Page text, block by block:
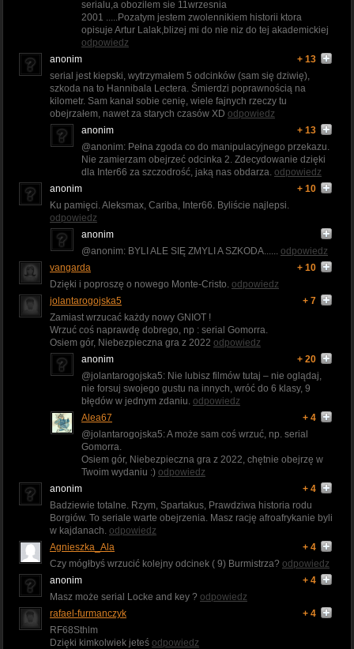
serialu,a obozilem sie 11wrzesnia
2001 .....Pozatym jestem zwolennikiem historii ktora
opisuje Artur Lalak,blizej mi do nie niz do tej akademickiej
odpowiedz
anonim
+ 13
serial jest kiepski, wytrzymałem 5 odcinków (sam się dziwię),
szkoda na to Hannibala Lectera. Śmierdzi poprawnością na
kilometr. Sam kanał sobie cenię, wiele fajnych rzeczy tu
obejrzałem, nawet za starych czasów XD odpowiedz
anonim
+ 13
@anonim: Pełna zgoda co do manipulacyjnego przekazu.
Nie zamierzam obejrzeć odcinka 2. Zdecydowanie dzięki
dla Inter66 za szczodrość, jaką nas obdarza. odpowiedz
anonim
+ 10
Ku pamięci. Aleksmax, Cariba, Inter66. Byliście najlepsi.
odpowiedz
anonim
@anonim: BYLI ALE SIĘ ZMYLI A SZKODA...... odpowiedz
vangarda
+ 10
Dzięki i poproszę o nowego Monte-Cristo. odpowiedz
jolantarogojska5
+ 7
Zamiast wrzucać każdy nowy GNIOT !
Wrzuć coś naprawdę dobrego, np : serial Gomorra.
Osiem gór, Niebezpieczna gra z 2022 odpowiedz
anonim
+ 20
@jolantarogojska5: Nie lubisz filmów tutaj – nie oglądaj,
nie forsuj swojego gustu na innych, wróć do 6 klasy, 9
błędów w jednym zdaniu. odpowiedz
Alea67
+ 4
@jolantarogojska5: A może sam coś wrzuć, np. serial
Gomorra.
Osiem gór, Niebezpieczna gra z 2022, chętnie obejrzę w
Twoim wydaniu :) odpowiedz
anonim
+ 4
Badziewie totalne. Rzym, Spartakus, Prawdziwa historia rodu
Borgiów. To seriale warte obejrzenia. Masz rację afroafrykanie byli
w kajdanach. odpowiedz
Agnieszka_Ala
+ 4
Czy mógłbyś wrzucić kolejny odcinek ( 9) Burmistrza? odpowiedz
anonim
+ 4
Masz może serial Locke and key ? odpowiedz
rafael-furmanczyk
+ 4
RF68Sthlm
Dzięki kimkolwiek jeteś odpowiedz